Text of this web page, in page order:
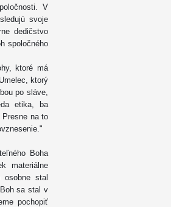
V
svoje
dedičstvo
spoločného
ktoré má
ktorý
po sláve,
etika, ba
na to
Boha
materiálne
stal
sa stal v
pochopiť